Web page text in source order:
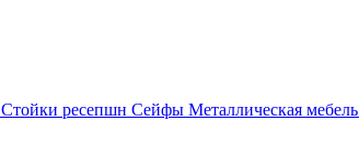
Стойки ресепшн Сейфы Металлическая мебель